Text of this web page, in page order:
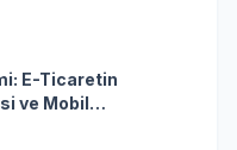
Senkronizasyonu
E-Ticaretin
ve Mobil
Anahtarı